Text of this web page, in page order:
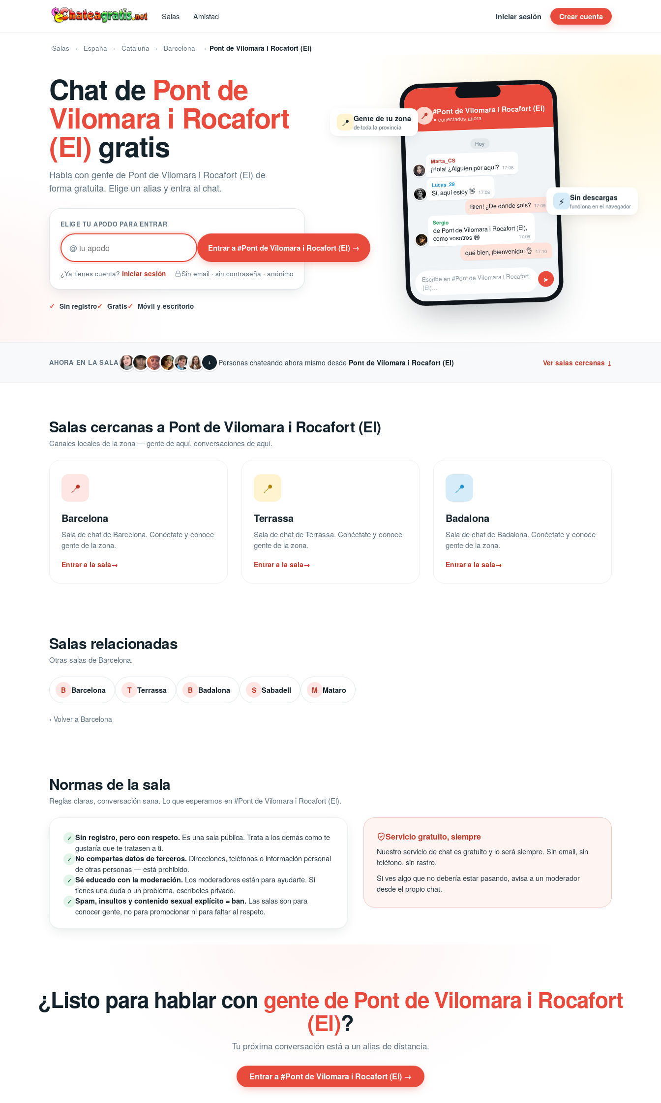
Salas Amistad Iniciar sesión Crear cuenta
Salas España Cataluña Barcelona Pont de Vilomara i Rocafort (El)
Chat de Pont de
Vilomara i Rocafort
(El) gratis
Habla con gente de Pont de Vilomara i Rocafort (El) de
forma gratuita. Elige un alias y entra al chat.
ELIGE TU APODO PARA ENTRAR
@ Entrar a #Pont de Vilomara i Rocafort (El) →
¿Ya tienes cuenta? Iniciar sesión Sin email · sin contraseña · anónimo
✓ Sin registro✓ Gratis✓ Móvil y escritorio
📍 #Pont de Vilomara i Rocafort (El)
● conectados ahora
Hoy
Marta_CS
¡Hola! ¿Alguien por aquí? 17:08
Lucas_29
Sí, aquí estoy 👋 17:08
Bien! ¿De dónde sois? 17:09
Sergio
de Pont de Vilomara i Rocafort (El),
como vosotros 😄 17:09
qué bien, ¡bienvenido! 👌 17:10
Escribe en #Pont de Vilomara i Rocafort
(El)…
➤
📍 Gente de tu zona
de toda la provincia
⚡ Sin descargas
funciona en el navegador
AHORA EN LA SALA + Personas chateando ahora mismo desde Pont de Vilomara i Rocafort (El) Ver salas cercanas ↓
Salas cercanas a Pont de Vilomara i Rocafort (El)
Canales locales de la zona — gente de aquí, conversaciones de aquí.
📍
Barcelona
Sala de chat de Barcelona. Conéctate y conoce
gente de la zona.
Entrar a la sala→
📍
Terrassa
Sala de chat de Terrassa. Conéctate y conoce
gente de la zona.
Entrar a la sala→
📍
Badalona
Sala de chat de Badalona. Conéctate y conoce
gente de la zona.
Entrar a la sala→
Salas relacionadas
Otras salas de Barcelona.
B Barcelona T Terrassa B Badalona S Sabadell M Mataro
‹ Volver a Barcelona
Normas de la sala
Reglas claras, conversación sana. Lo que esperamos en #Pont de Vilomara i Rocafort (El).
✓ Sin registro, pero con respeto. Es una sala pública. Trata a los demás como te
gustaría que te tratasen a ti.
✓ No compartas datos de terceros. Direcciones, teléfonos o información personal
de otras personas — está prohibido.
✓ Sé educado con la moderación. Los moderadores están para ayudarte. Si
tienes una duda o un problema, escríbeles privado.
✓ Spam, insultos y contenido sexual explícito = ban. Las salas son para
conocer gente, no para promocionar ni para faltar al respeto.
Servicio gratuito, siempre
Nuestro servicio de chat es gratuito y lo será siempre. Sin email, sin
teléfono, sin rastro.
Si ves algo que no debería estar pasando, avisa a un moderador
desde el propio chat.
¿Listo para hablar con gente de Pont de Vilomara i Rocafort
(El)?
Tu próxima conversación está a un alias de distancia.
Entrar a #Pont de Vilomara i Rocafort (El) →